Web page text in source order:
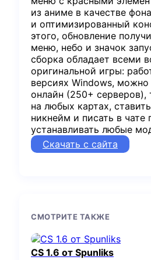
из аниме в качестве
и оптимизированный
этого, обновление
меню, небо и значок
сборка обладает всеми
оригинальной игры:
версиях Windows, можно
онлайн (250+ серверов),
на любых картах,
никнейм и писать в чате
устанавливать любые
Скачать с сайта
СМОТРИТЕ ТАКЖЕ
CS 1.6 от Spunliks